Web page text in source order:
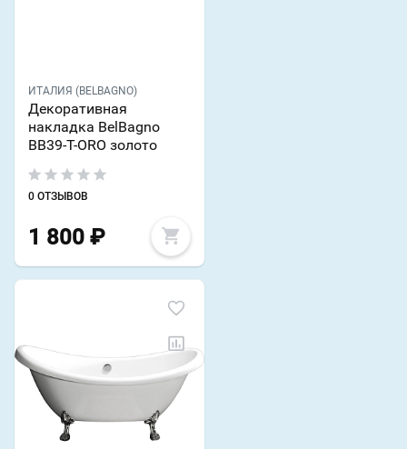
ИТАЛИЯ (BELBAGNO)
Декоративная
накладка BelBagno
BB39-T-ORO золото
0 ОТЗЫВОВ
1 800 ₽